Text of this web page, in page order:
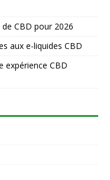
CBD pour 2026
aux e-liquides CBD
expérience CBD